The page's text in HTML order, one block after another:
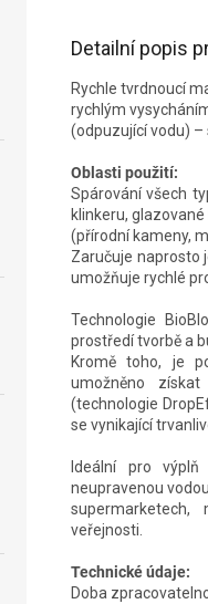
Detailní popis
Rychle tvrdnoucí
rychlým
(odpuzující vodu)
Oblasti použití:
Spárování všech
klinkeru,
(přírodní kameny,
Zaručuje naprosto
umožňuje rychlé
Technologie
prostředí tvorbě a
Kromě toho, je
umožněno
(technologie
se vynikající
Ideální pro
neupravenou
supermarketech,
veřejnosti.
Technické údaje:
Doba